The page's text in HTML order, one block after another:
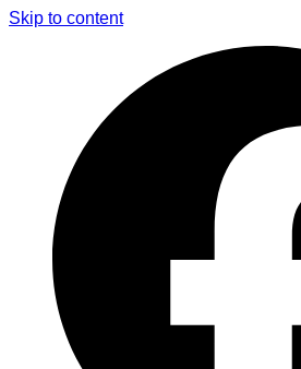
Skip to content